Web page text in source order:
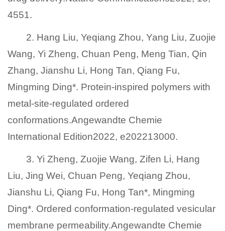
4551.
2. Hang Liu, Yeqiang Zhou, Yang Liu, Zuojie
Wang, Yi Zheng, Chuan Peng, Meng Tian, Qin
Zhang, Jianshu Li, Hong Tan, Qiang Fu,
Mingming Ding*. Protein-inspired polymers with
metal-site-regulated ordered
conformations.Angewandte Chemie
International Edition2022, e202213000.
3. Yi Zheng, Zuojie Wang, Zifen Li, Hang
Liu, Jing Wei, Chuan Peng, Yeqiang Zhou,
Jianshu Li, Qiang Fu, Hong Tan*, Mingming
Ding*. Ordered conformation-regulated vesicular
membrane permeability.Angewandte Chemie